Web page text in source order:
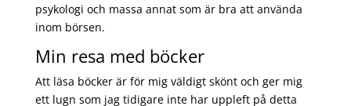
psykologi och massa annat som är bra att använda
inom börsen.
Min resa med böcker
Att läsa böcker är för mig väldigt skönt och ger mig
ett lugn som jag tidigare inte har uppleft på detta